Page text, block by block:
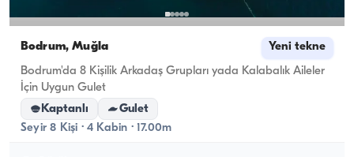
Bodrum, Muğla Yeni tekne
Bodrum'da 8 Kişilik Arkadaş Grupları yada Kalabalık Aileler
İçin Uygun Gulet
Kaptanlı
Gulet
Seyir 8 Kişi · 4 Kabin · 17.00m